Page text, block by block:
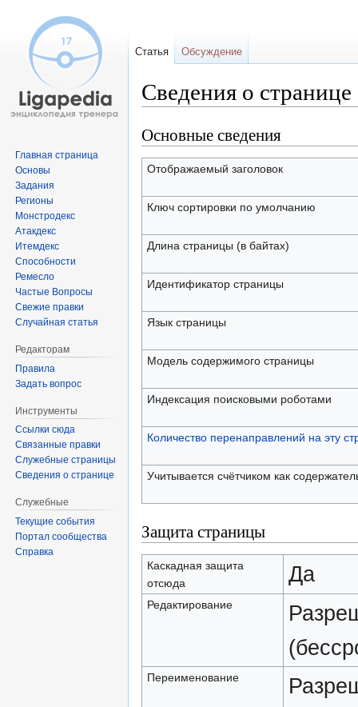
Сведения о
Перейти
к
навигации
Перейти
к
поиску
Основные сведения
Отображаемый заголовок
Ключ сортировки по умолчанию
Длина страницы (в байтах)
Идентификатор страницы
Язык страницы
Модель содержимого страницы
Индексация поисковыми роботами
Количество перенаправлений на эту
Учитывается счётчиком как
Защита страницы
Каскадная защита
отсюда
Да
Редактирование
Переименование
Статья Обсуждение
Главная страница
Основы
Задания
Регионы
Монстродекс
Атакдекс
Итемдекс
Способности
Ремесло
Частые Вопросы
Свежие правки
Случайная статья
Редакторам
Правила
Задать вопрос
Инструменты
Ссылки сюда
Связанные правки
Служебные страницы
Сведения о странице
Служебные
Текущие события
Портал сообщества
Справка